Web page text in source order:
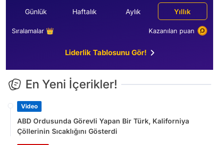
Günlük Haftalık Aylık Yıllık
Sıralamalar 👑 Kazanılan puan
Liderlik Tablosunu Gör!
En Yeni İçerikler!
Video
ABD Ordusunda Görevli Yapan Bir Türk, Kaliforniya
Çöllerinin Sıcaklığını Gösterdi